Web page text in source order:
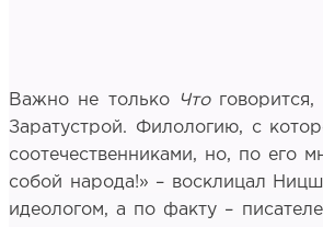
Важно не только Что
Заратустрой. Филологию, с
соотечественниками, но, по его
собой народа!» – восклицал
идеологом, а по факту –